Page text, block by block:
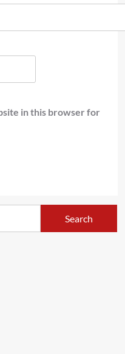
in this browser for